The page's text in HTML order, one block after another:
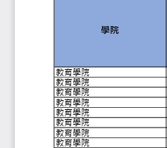
教育學院
教育學院
教育學院
教育學院
教育學院
教育學院
教育學院
教育學院
學院